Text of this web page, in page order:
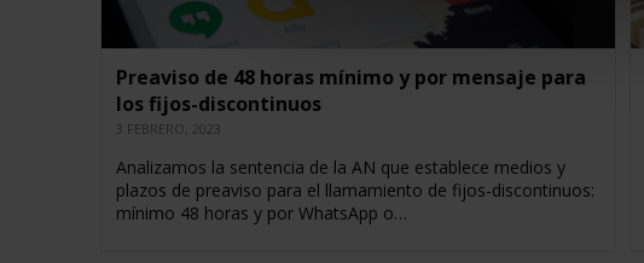
Preaviso de 48 horas mínimo y por mensaje para
los fijos-discontinuos
3 FEBRERO, 2023
Analizamos la sentencia de la AN que establece medios y
plazos de preaviso para el llamamiento de fijos-discontinuos:
mínimo 48 horas y por WhatsApp o…